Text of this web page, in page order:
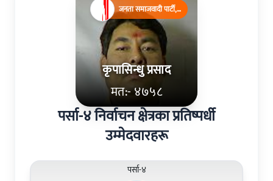
कृपासिन्धु प्रसाद
मत:- ४७५८
जनता समाजवादी पार्टी,
नेपाल
पर्सा-४ निर्वाचन क्षेत्रका प्रतिष्पर्धी
उम्मेदवारहरू
पर्सा-४